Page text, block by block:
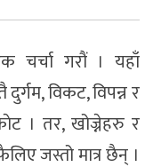
चर्चा गराैं । यहाँ
विकट, विपन्न र
। तर, खोज्नेहरु र
जस्तो मात्र छैन् ।